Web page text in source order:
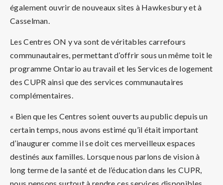
également ouvrir de nouveaux sites à Hawkesbury et à
Casselman.
Les Centres ON y va sont de véritables carrefours
communautaires, permettant d’offrir sous un même toit le
programme Ontario au travail et les Services de logement
des CUPR ainsi que des services communautaires
complémentaires.
« Bien que les Centres soient ouverts au public depuis un
certain temps, nous avons estimé qu’il était important
d’inaugurer comme il se doit ces merveilleux espaces
destinés aux familles. Lorsque nous parlons de vision à
long terme de la santé et de l’éducation dans les CUPR,